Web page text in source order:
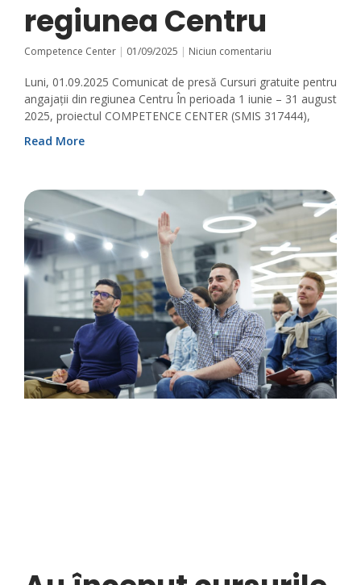
regiunea Centru
Competence Center 01/09/2025 Niciun comentariu
Luni, 01.09.2025 Comunicat de presă Cursuri gratuite pentru
angajații din regiunea Centru În perioada 1 iunie – 31 august
2025, proiectul COMPETENCE CENTER (SMIS 317444),
Read More